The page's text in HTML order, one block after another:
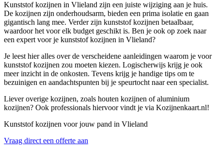
Kunststof kozijnen in Vlieland zijn een juiste wijziging aan je huis.
De kozijnen zijn onderhoudsarm, bieden een prima isolatie en gaan
gigantisch lang mee. Verder zijn kunststof kozijnen betaalbaar,
waardoor het voor elk budget geschikt is. Ben je ook op zoek naar
een expert voor je kunststof kozijnen in Vlieland?
Je leest hier alles over de verscheidene aanleidingen waarom je voor
kunststof kozijnen zou moeten kiezen. Logischerwijs krijg je ook
meer inzicht in de onkosten. Tevens krijg je handige tips om te
bezuinigen en aandachtspunten bij je speurtocht naar een specialist.
Liever overige kozijnen, zoals houten kozijnen of aluminium
kozijnen? Ook professionals hiervoor vindt je via Kozijnenkaart.nl!
Kunststof kozijnen voor jouw pand in Vlieland
Vraag direct een offerte aan